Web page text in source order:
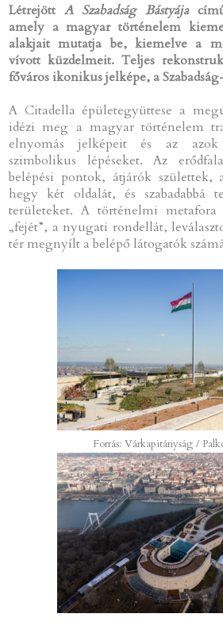
LétrejöttA Szabadság Bástyája
amely a magyar történelem
alakjait mutatja be, kiemelve a
vívott küzdelmeit. Teljes
főváros ikonikus jelképe, a
A Citadella épületegyüttese a
idézi meg a magyar történelem
elnyomás jelképeit és az azok
szimbolikus lépéseket. Az
belépési pontok, átjárók születtek,
hegy két oldalát, és szabadabbá
területeket. A történelmi metafora
„fejét”, a nyugati rondellát,
tér megnyílt a belépő látogatók
Forrás: Várkapitányság /